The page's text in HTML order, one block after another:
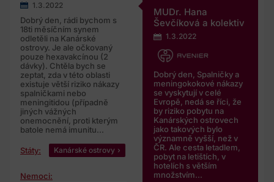
1.3.2022
Dobrý den, rádi bychom s
18ti měsíčním synem
odletěli na Kanárské
ostrovy. Je ale očkovaný
pouze hexavakcínou (2
dávky). Chtěla bych se
zeptat, zda v této oblasti
existuje větší riziko nákazy
spalničkami nebo
meningitidou (případně
jiných vážných
onemocnění, proti kterým
batole nemá imunitu...
Státy: Kanárské ostrovy
Nemoci:
MUDr. Hana
Ševčíková a kolektiv
1.3.2022
Dobrý den, Spalničky a
meningokokové nákazy
se vyskytují v celé
Evropě, nedá se říci, že
by riziko pobytu na
Kanárských ostrovech
jako takových bylo
významně vyšší, než v
ČR. Ale cesta letadlem,
pobyt na letištích, v
hotelích s větším
množstvím...